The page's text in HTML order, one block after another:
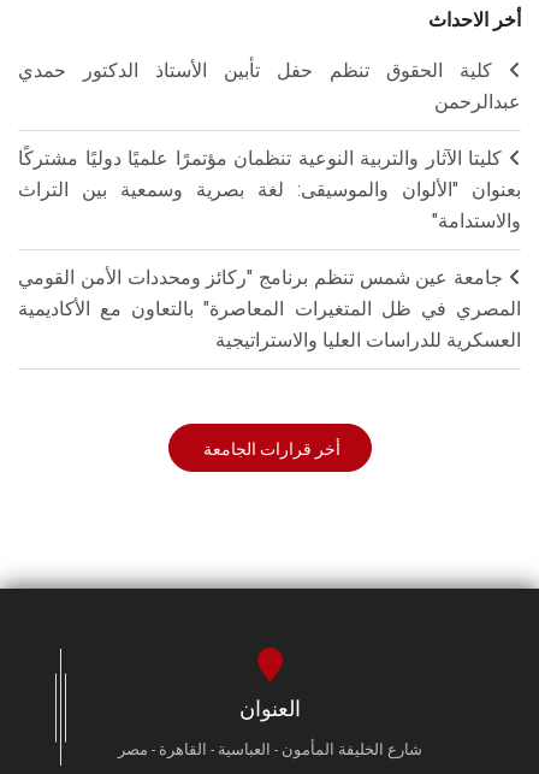
أخر الاحداث
كلية الحقوق تنظم حفل تأبين الأستاذ الدكتور حمدي
عبدالرحمن
كليتا الآثار والتربية النوعية تنظمان مؤتمرًا علميًا دوليًا مشتركًا
بعنوان "الألوان والموسيقى: لغة بصرية وسمعية بين التراث
والاستدامة"
جامعة عين شمس تنظم برنامج "ركائز ومحددات الأمن القومي
المصري في ظل المتغيرات المعاصرة" بالتعاون مع الأكاديمية
العسكرية للدراسات العليا والاستراتيجية
أخر قرارات الجامعة
العنوان
شارع الخليفة المأمون - العباسية - القاهرة - مصر